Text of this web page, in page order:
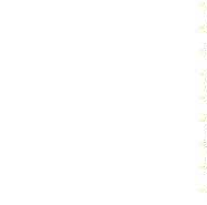
・
・
・
・
・
・
・
・
・